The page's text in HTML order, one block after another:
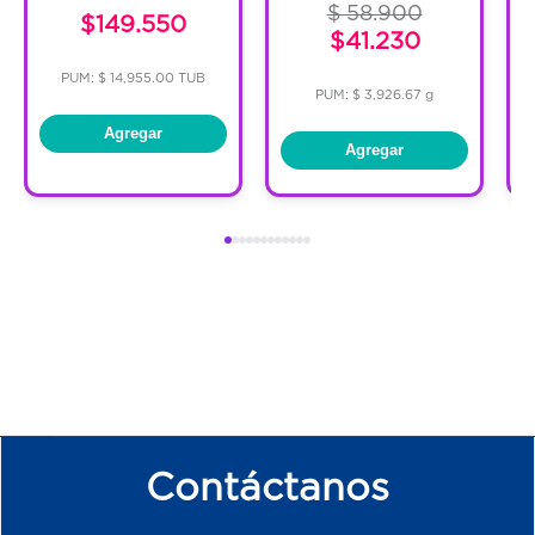
$149.550
PUM: $ 14,955.00 TUB
Agregar
$ 58.900
$41.230
PUM: $ 3,926.67 g
Agregar
Contáctanos